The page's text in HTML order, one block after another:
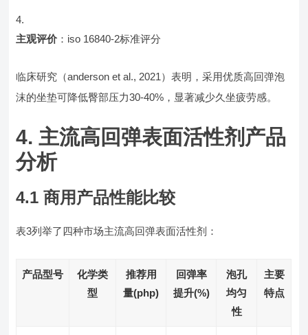
主观评价 ：iso 16840-2标准评分
临床研究（anderson et al., 2021）表明，采用优质高回弹泡
沫的坐垫可降低臀部压力30-40%，显著减少久坐疲劳感。
4. 主流高回弹表面活性剂产品
分析
4.1 商用产品性能比较
表3列举了四种市场主流高回弹表面活性剂：
产品型号
化学类
型
推荐用
量(php)
回弹率
提升(%)
泡孔
均匀
性
主要
特点